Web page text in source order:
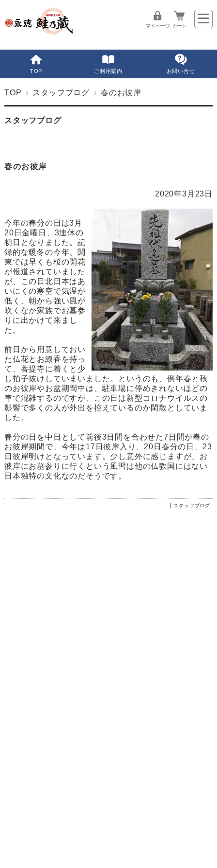
マイページ カート
TOP ご利用案内 お問い合せ
TOP スタッフブログ 春のお彼岸
スタッフブログ
春のお彼岸
2020年3月23日
今年の春分の日は3月
20日金曜日、3連休の
初日となりました。記
録的な暖冬の今年、関
東では早くも桜の開花
が報道されていました
が、この日北日本はあ
いにくの寒空で気温が
低く、朝から強い風が
吹くなか家族でお墓参
りに出かけて来まし
た。
前日から用意しておい
た仏花とお線香を持っ
て、菩提寺に着くと少
し拍子抜けしていまいました。というのも、例年春と秋
のお彼岸やお盆期間中は、駐車場に停めきれないほどの
車で混雑するのですが、この日は新型コロナウイルスの
影響で多くの人が外出を控えているのか閑散としていま
した。
春分の日を中日として前後3日間を合わせた7日間が春の
お彼岸期間で、今年は17日彼岸入り、20日春分の日、23
日彼岸明けとなっています。少し意外に感じますが、お
彼岸にお墓参りに行くという風習は他の仏教国にはない
日本独特の文化なのだそうです。
スタッフブログ